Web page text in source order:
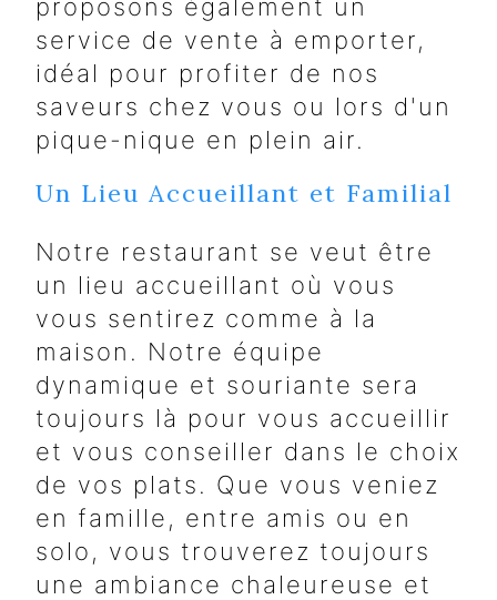
proposons également un
service de vente à emporter,
idéal pour profiter de nos
saveurs chez vous ou lors d'un
pique-nique en plein air.
Un Lieu Accueillant et Familial
Notre restaurant se veut être
un lieu accueillant où vous
vous sentirez comme à la
maison. Notre équipe
dynamique et souriante sera
toujours là pour vous accueillir
et vous conseiller dans le choix
de vos plats. Que vous veniez
en famille, entre amis ou en
solo, vous trouverez toujours
une ambiance chaleureuse et